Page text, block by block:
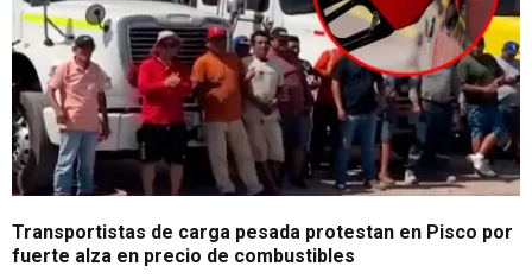
Transportistas de carga pesada protestan en Pisco por
fuerte alza en precio de combustibles